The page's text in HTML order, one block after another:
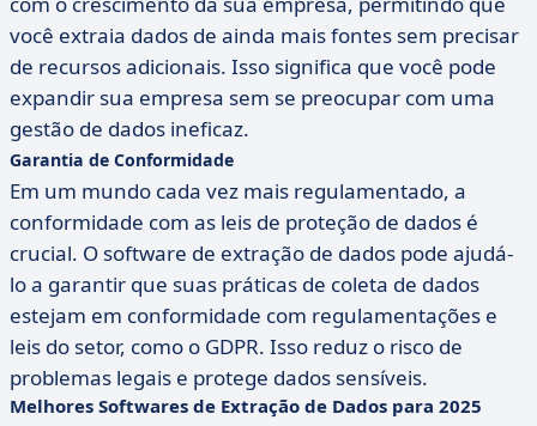
você extraia dados de ainda mais fontes sem precisar
de recursos adicionais. Isso significa que você pode
expandir sua empresa sem se preocupar com uma
gestão de dados ineficaz.
Garantia de Conformidade
Em um mundo cada vez mais regulamentado, a
conformidade com as leis de proteção de dados é
crucial. O software de extração de dados pode ajudá-
lo a garantir que suas práticas de coleta de dados
estejam em conformidade com regulamentações e
leis do setor, como o GDPR. Isso reduz o risco de
problemas legais e protege dados sensíveis.
Melhores Softwares de Extração de Dados para 2025